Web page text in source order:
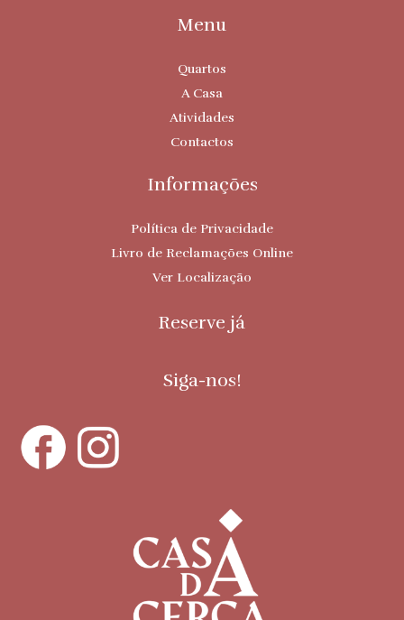
Menu
Quartos
A Casa
Atividades
Contactos
Informações
Política de Privacidade
Livro de Reclamações Online
Ver Localização
Reserve já
Siga-nos!